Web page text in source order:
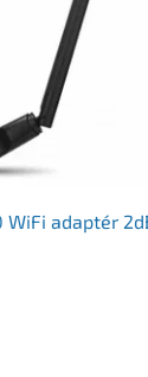
adaptér